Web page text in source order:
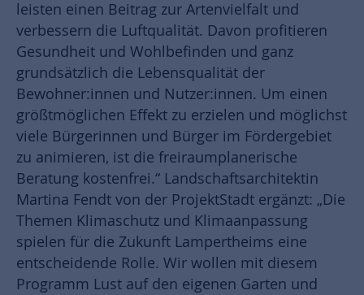
leisten einen Beitrag zur Artenvielfalt und
verbessern die Luftqualität. Davon profitieren
Gesundheit und Wohlbefinden und ganz
grundsätzlich die Lebensqualität der
Bewohner:innen und Nutzer:innen. Um einen
größtmöglichen Effekt zu erzielen und möglichst
viele Bürgerinnen und Bürger im Fördergebiet
zu animieren, ist die freiraumplanerische
Beratung kostenfrei.“ Landschaftsarchitektin
Martina Fendt von der ProjektStadt ergänzt: „Die
Themen Klimaschutz und Klimaanpassung
spielen für die Zukunft Lampertheims eine
entscheidende Rolle. Wir wollen mit diesem
Programm Lust auf den eigenen Garten und